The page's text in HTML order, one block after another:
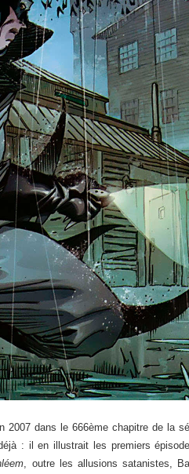
2007 dans le 666ème chapitre de la
: il en illustrait les premiers
, outre les allusions satanistes,